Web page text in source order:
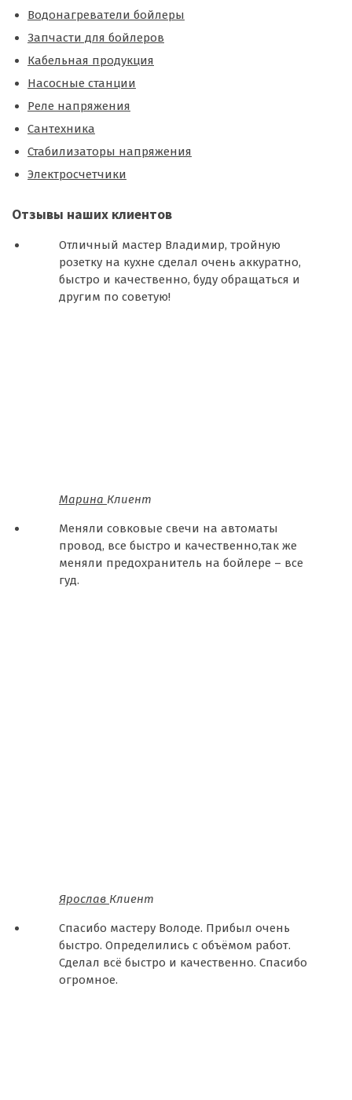
Водонагреватели бойлеры
Запчасти для бойлеров
Кабельная продукция
Насосные станции
Реле напряжения
Сантехника
Стабилизаторы напряжения
Электросчетчики
Отзывы наших клиентов
Отличный мастер Владимир, тройную
розетку на кухне сделал очень аккуратно,
быстро и качественно, буду обращаться и
другим по советую!
Марина Клиент
Меняли совковые свечи на автоматы
провод, все быстро и качественно,так же
меняли предохранитель на бойлере – все
гуд.
Ярослав Клиент
Спасибо мастеру Володе. Прибыл очень
быстро. Определились с объёмом работ.
Сделал всё быстро и качественно. Спасибо
огромное.